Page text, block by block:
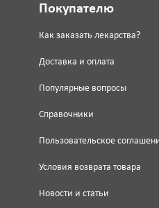
Покупателю
Как заказать лекарства?
Доставка и оплата
Популярные вопросы
Справочники
Пользовательское
Условия возврата товара
Новости и статьи